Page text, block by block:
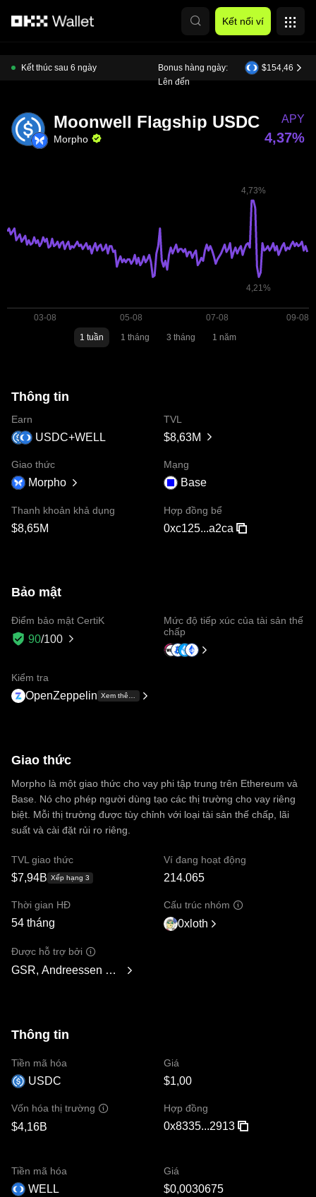
Kết nối ví
Kết thúc sau 6 ngày
Bonus hàng ngày:
Lên đến
$154,46
Moonwell Flagship USDC
Morpho
APY
4,37%
1 tuần 1 tháng 3 tháng 1 năm
Thông tin
Earn
USDC+WELL
TVL
$8,63M
Giao thức
Morpho
Mạng
Base
Thanh khoản khả dụng
$8,65M
Hợp đồng bể
0xc125...a2ca
Bảo mật
Điểm bảo mật CertiK
90/100
Mức độ tiếp xúc của tài sản thế
chấp
Kiểm tra
OpenZeppelin Xem thêm +16
Giao thức
Morpho là một giao thức cho vay phi tập trung trên Ethereum và
Base. Nó cho phép người dùng tạo các thị trường cho vay riêng
biệt. Mỗi thị trường được tùy chỉnh với loại tài sản thế chấp, lãi
suất và cài đặt rủi ro riêng.
TVL giao thức
$7,94B Xếp hạng 3
Ví đang hoạt động
214.065
Thời gian HĐ
54 tháng
Cấu trúc nhóm
0xloth
Được hỗ trợ bởi
GSR, Andreessen Horowitz, Mechanism Capital, Variant
Thông tin
Tiền mã hóa
USDC
Giá
$1,00
Vốn hóa thị trường
$4,16B
Hợp đồng
0x8335...2913
Tiền mã hóa
WELL
Giá
$0,0030675